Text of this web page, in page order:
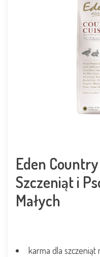
Eden
Szczeniąt i
Małych
karma dla szczeniąt